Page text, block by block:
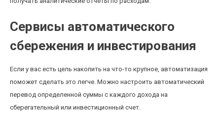
Сервисы автоматического
сбережения и инвестирования
Если у вас есть цель накопить на что-то крупное, автоматизация
поможет сделать это легче. Можно настроить автоматический
перевод определенной суммы с каждого дохода на
сберегательный или инвестиционный счет.